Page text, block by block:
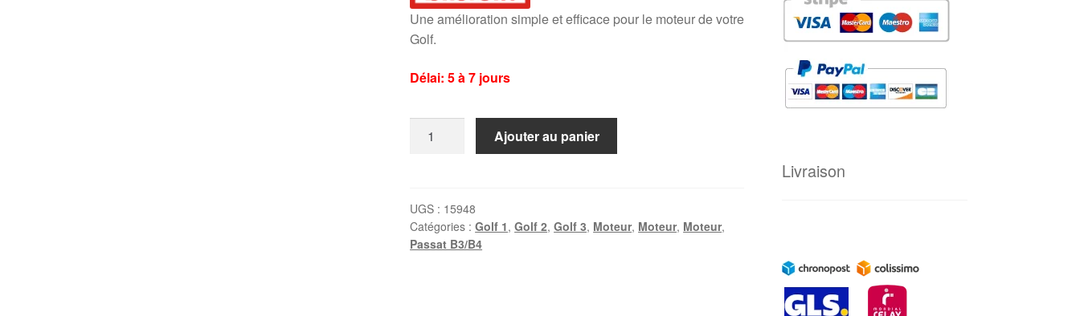
Une amélioration simple et efficace pour le moteur de votre
Golf.
Délai: 5 à 7 jours
dans
cache-
culbuteurs
Ajouter au panier
UGS : 15948
Catégories :Golf 1,Golf 2,Golf 3, Moteur, Moteur, Moteur,
Passat B3/B4
Livraison